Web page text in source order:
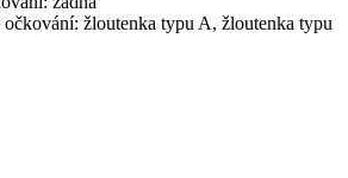
očkování: žloutenka typu A, žloutenka typu